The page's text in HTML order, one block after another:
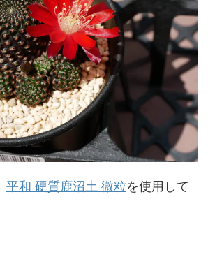
平和 硬質鹿沼土 微粒を使用して